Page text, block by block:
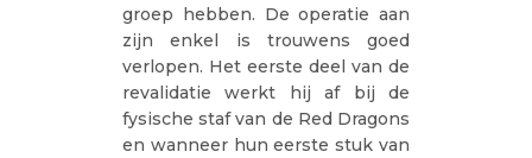
groep hebben. De operatie aan
zijn enkel is trouwens goed
verlopen. Het eerste deel van de
revalidatie werkt hij af bij de
fysische staf van de Red Dragons
en wanneer hun eerste stuk van